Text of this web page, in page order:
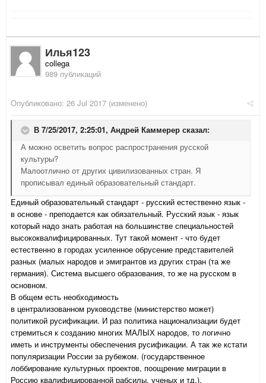
Илья123
collega
989 публикаций
Опубликовано: 26 Jul 2017 (изменено)
В 7/25/2017, 2:25:01, Андрей Каммерер сказал:
А можно осветить вопрос распространения русской
культуры?
Малоотлично от других цивилизованных стран. Я
прописывал единый образовательный стандарт.
Единый образовательный стандарт - русский естественно язык -
в основе - преподается как обязательный. Русский язык - язык
который надо знать работая на большинстве специальностей
высококвалифицированных. Тут такой момент - что будет
естественно в городах усиленное обрусение представителей
разных (малых народов и эмигрантов из других стран (та же
германия). Система высшего образования, то же на русском в
основном.
В общем есть необходимость
в централизованном руководстве (министерство может)
политикой русификации. И раз политика национализации будет
стремиться к созданию многих МАЛЫХ народов, то логично
иметь и инструменты обеспечения русификации. А так же кстати
популяризации России за рубежом. (государственное
лоббирование культурных проектов, поощрение миграции в
Россию квалифицированной рабсилы, ученых и тд.).